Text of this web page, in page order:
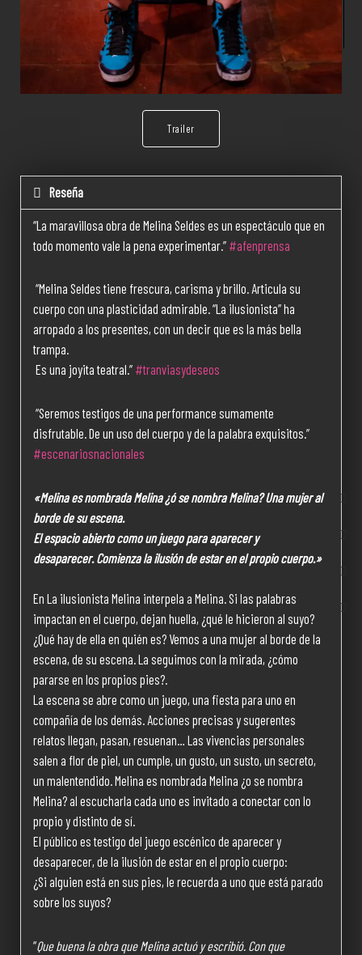
Trailer
Reseña
“La maravillosa obra de Melina Seldes es un espectáculo que en
todo momento vale la pena experimentar.” #afenprensa
“Melina Seldes tiene frescura, carisma y brillo. Articula su
cuerpo con una plasticidad admirable. “La ilusionista” ha
arropado a los presentes, con un decir que es la más bella
trampa.
Es una joyita teatral.” #tranviasydeseos
“Seremos testigos de una performance sumamente
disfrutable. De un uso del cuerpo y de la palabra exquisitos.”
#escenariosnacionales
«Melina es nombrada Melina ¿ó se nombra Melina? Una mujer al
borde de su escena.
El espacio abierto como un juego para aparecer y
desaparecer. Comienza la ilusión de estar en el propio cuerpo.»
En La ilusionista Melina interpela a Melina. Si las palabras
impactan en el cuerpo, dejan huella, ¿qué le hicieron al suyo?
¿Qué hay de ella en quién es? Vemos a una mujer al borde de la
escena, de su escena. La seguimos con la mirada, ¿cómo
pararse en los propios pies?.
La escena se abre como un juego, una fiesta para uno en
compañía de los demás. Acciones precisas y sugerentes
relatos llegan, pasan, resuenan… Las vivencias personales
salen a flor de piel, un cumple, un gusto, un susto, un secreto,
un malentendido. Melina es nombrada Melina ¿o se nombra
Melina? al escucharla cada uno es invitado a conectar con lo
propio y distinto de sí.
El público es testigo del juego escénico de aparecer y
desaparecer, de la ilusión de estar en el propio cuerpo:
¿Si alguien está en sus pies, le recuerda a uno que está parado
sobre los suyos?
“Que buena la obra que Melina actuó y escribió. Con que